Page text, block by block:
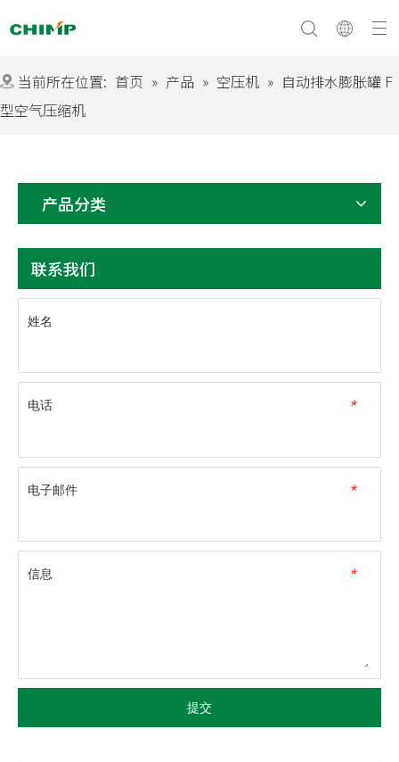
当前所在位置: 首页 » 产品 » 空压机 » 自动排水膨胀罐 F
型空气压缩机
产品分类
联系我们
姓名
*
电话
*
电子邮件
*
信息
提交